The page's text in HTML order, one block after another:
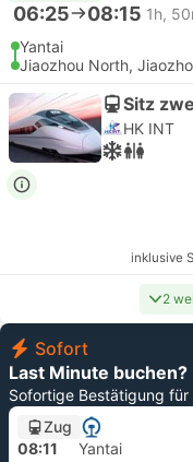
06:25 08:15 1h,
Yantai
Jiaozhou North,
Sitz
HK INT
inklusive
2
Sofort
Last Minute buchen?
Sofortige Bestätigung
Zug
08:11 Yantai